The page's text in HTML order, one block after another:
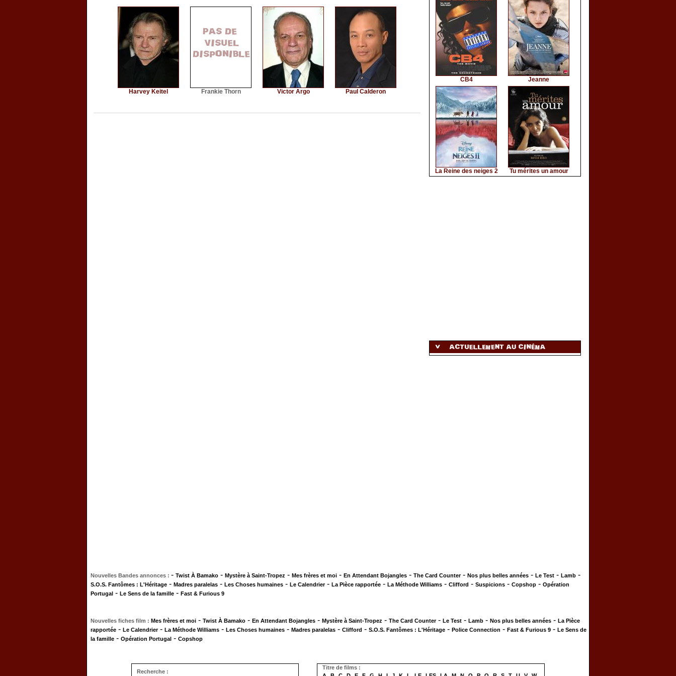
Harvey Keitel Frankie Thorn Victor Argo Paul Calderon
CB4 Jeanne
La Reine des neiges 2 Tu mérites un amour
Nouvelles Bandes annonces : - Twist À Bamako - Mystère à Saint-Tropez - Mes frères et moi - En Attendant Bojangles - The Card Counter- Nos plus belles années - Le Test - Lamb -
S.O.S. Fantômes : L'Héritage - Madres paralelas - Les Choses humaines - Le Calendrier- La Pièce rapportée - La Méthode Williams - Clifford - Suspicions - Copshop - Opération
Portugal - Le Sens de la famille - Fast & Furious 9
Nouvelles fiches film : Mes frères et moi - Twist À Bamako - En Attendant Bojangles - Mystère à Saint-Tropez - The Card Counter- Le Test - Lamb - Nos plus belles années - La Pièce
rapportée - Le Calendrier- La Méthode Williams - Les Choses humaines - Madres paralelas - Clifford - S.O.S. Fantômes : L'Héritage - Police Connection - Fast & Furious 9 - Le Sens de
la famille - Opération Portugal - Copshop
Recherche :
Titre de films :